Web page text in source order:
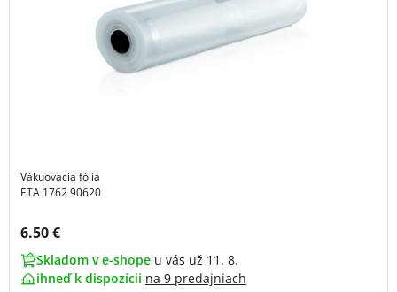
Vákuovacia fólia
ETA 1762 90620
Cena s DPH:
6.50 €
Skladom v e-shope u vás už 11. 8.
ihneď k dispozícii na 9 predajniach